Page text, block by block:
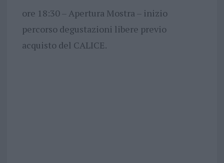
ore 18:30 – Apertura Mostra – inizio
percorso degustazioni libere previo
acquisto del CALICE.